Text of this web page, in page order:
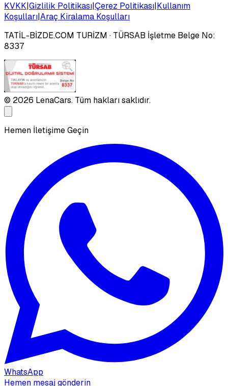
KVKK|Gizlilik Politikası|Çerez Politikası|Kullanım
Koşulları|Araç Kiralama Koşulları
TATİL-BİZDE.COM TURİZM · TÜRSAB İşletme Belge No:
8337
© 2026 LenaCars. Tüm hakları saklıdır.
Hemen İletişime Geçin
WhatsApp
Hemen mesaj gönderin